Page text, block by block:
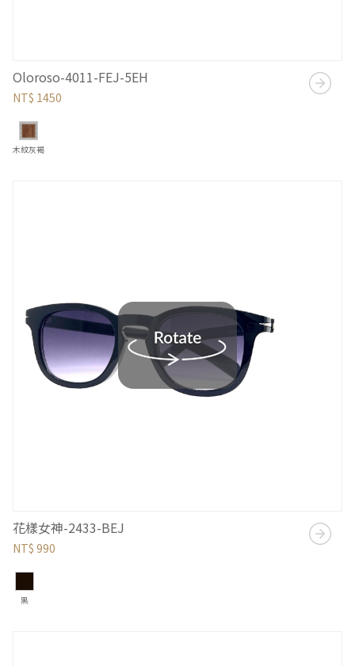
Oloroso-4011-FEJ-5EH
NT$ 1450
木紋灰褐
花樣女神-2433-BEJ
NT$ 990
黑